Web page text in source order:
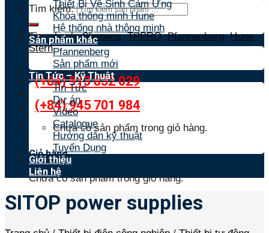
Tìm kiếm:
Tìm nhanh:Siemens,TPPRO,Pfannenberg,Hune,
Stern
(+84) 913 832 029
(+84) 945 701 984
Chưa có sản phẩm trong giỏ hàng.
Giỏ hàng
Chưa có sản phẩm trong giỏ hàng.
Thiết Bị Vệ Sinh Cảm Ứng
Khóa thông minh Hune
Hệ thống nhà thông minh
Sản phẩm khác
Pfannenberg
Sản phẩm mới
Tin Tức – Kỹ Thuật
Tin Tức
Dự án
Video
Catalogue
Hướng dẫn kỹ thuật
Tuyển Dụng
Giới thiệu
Liên hệ
SITOP power supplies